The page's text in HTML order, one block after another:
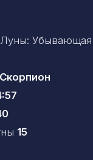
Скорпион
15